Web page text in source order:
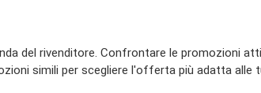
del rivenditore. Confrontare le promozioni
simili per scegliere l'offerta più adatta alle